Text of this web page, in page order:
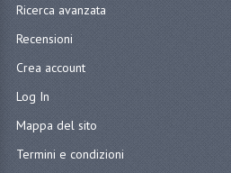
Ricerca avanzata
Recensioni
Crea account
Log In
Mappa del sito
Termini e condizioni